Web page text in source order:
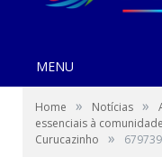
MENU
Home » Notícias »
essenciais à
Curucazinho
»